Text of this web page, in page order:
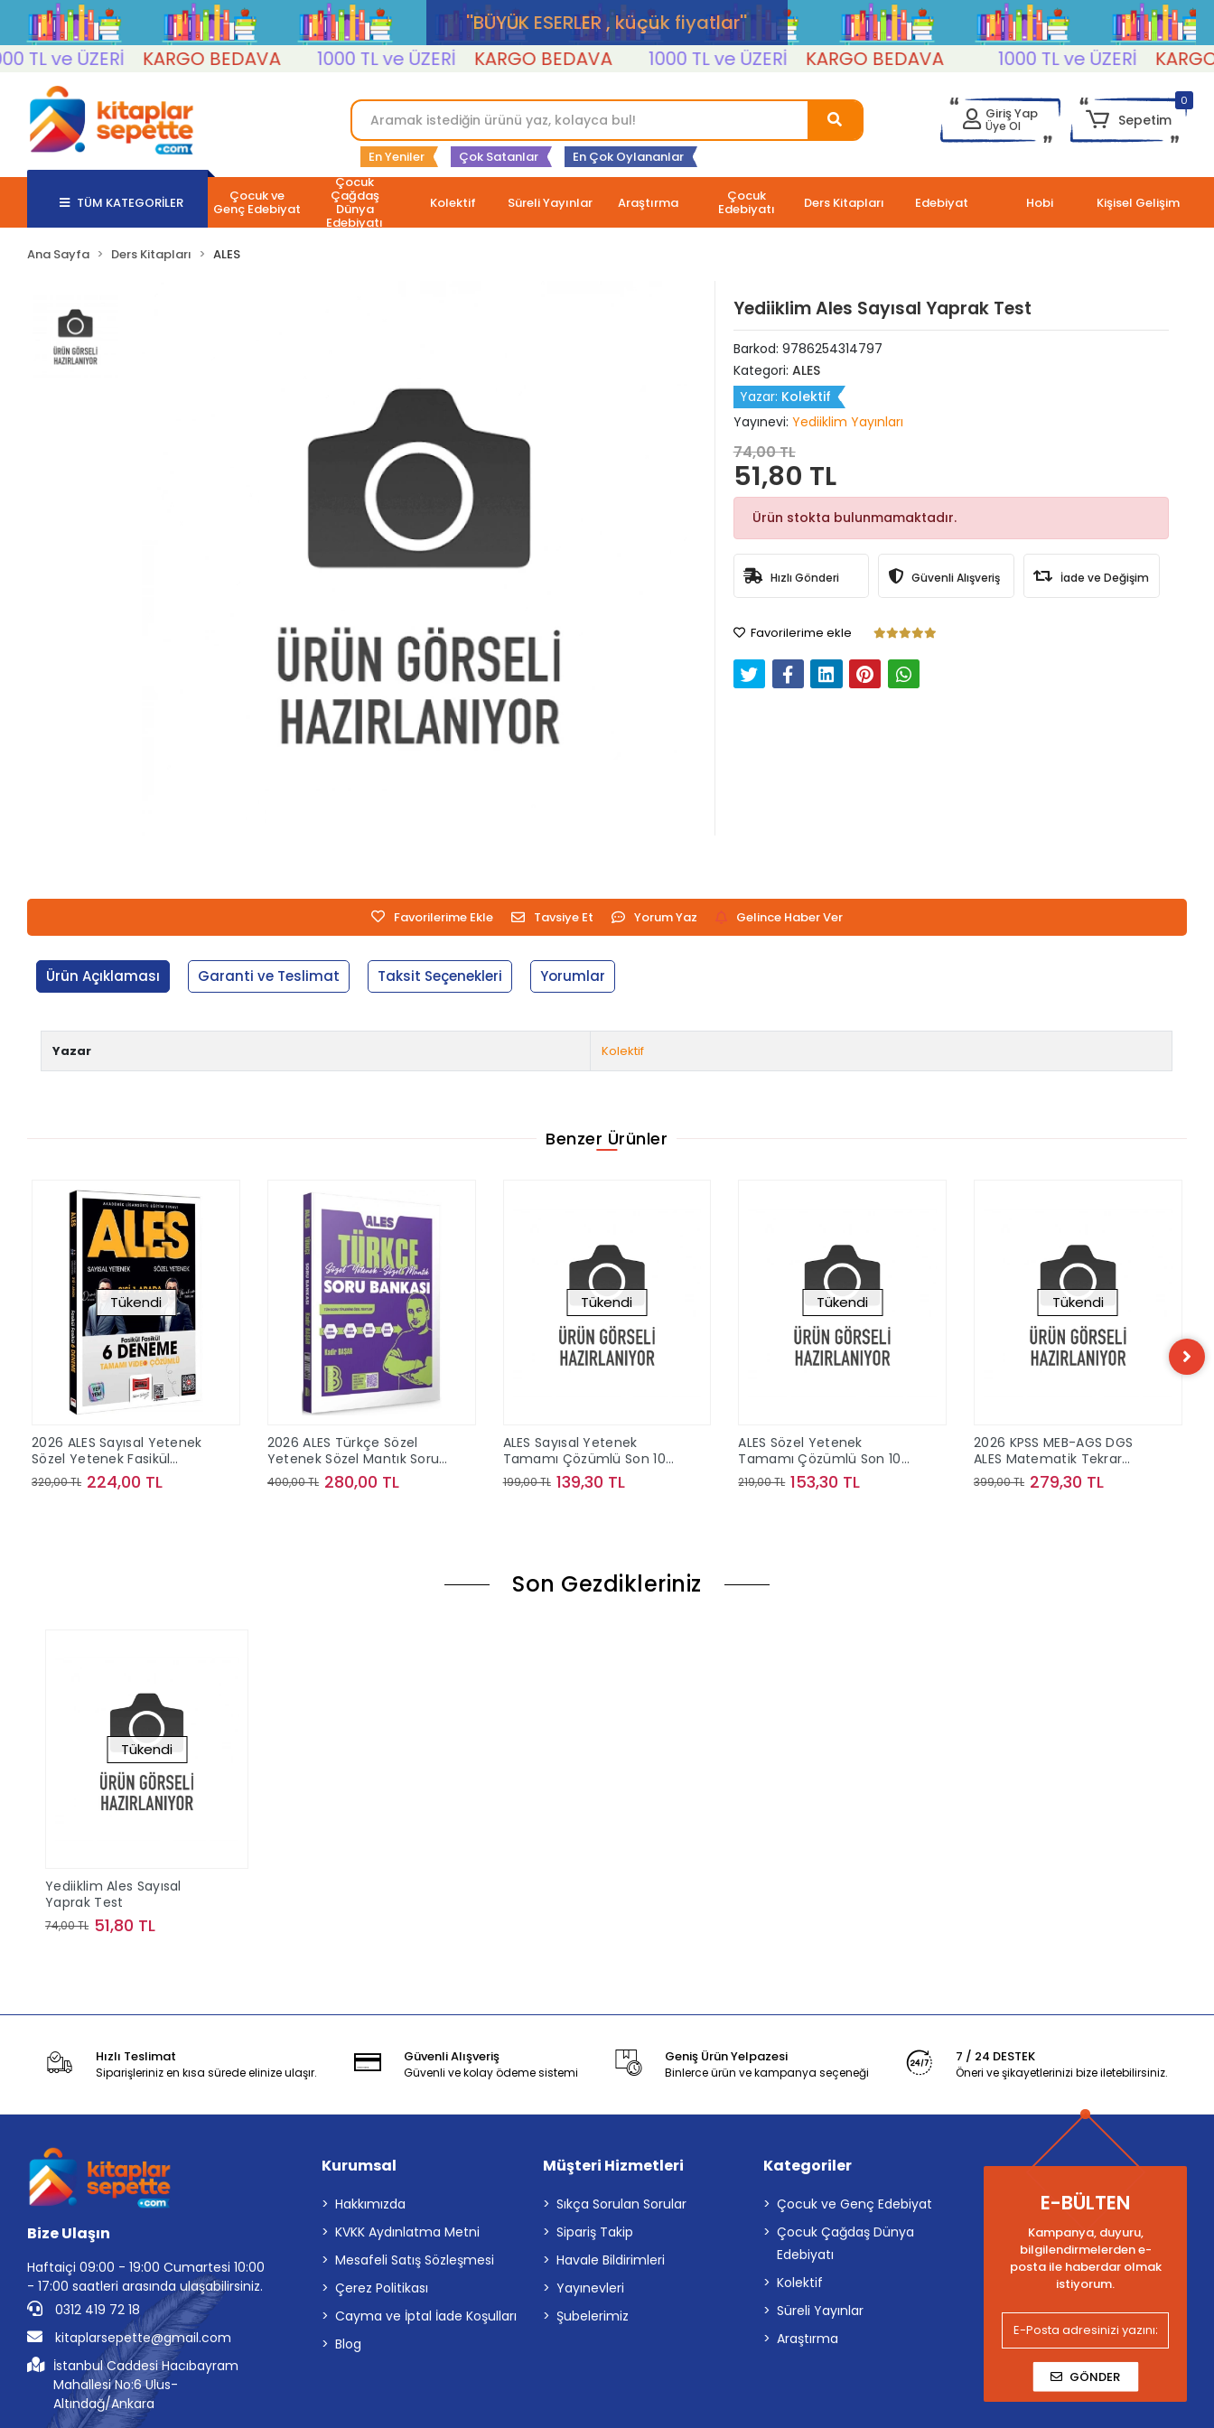
''BÜYÜK ESERLER , küçük fiyatlar''
ve ÜZERİ
KARGO BEDAVA 1000 TL ve ÜZERİ KARGO BEDAVA 1000 TL ve ÜZERİ KARGO BEDAVA 1000 TL ve ÜZERİ KARGO
En Yeniler Çok Satanlar En Çok Oylananlar
Giriş Yap
Üye Ol
0
Sepetim
TÜM KATEGORİLER Çocuk ve
Genç Edebiyat
Çocuk
Çağdaş
Dünya
Edebiyatı
Kolektif Süreli Yayınlar Araştırma Çocuk
Edebiyatı Ders Kitapları Edebiyat Hobi Kişisel Gelişim
Ana Sayfa Ders Kitapları ALES
Yediiklim Ales Sayısal Yaprak Test
Barkod: 9786254314797
Kategori: ALES
Yazar: Kolektif
Yayınevi: Yediiklim Yayınları
74,00 TL
51,80 TL
Ürün stokta bulunmamaktadır.
Hızlı Gönderi Güvenli Alışveriş İade ve Değişim
Favorilerime ekle
Favorilerime Ekle Tavsiye Et Yorum Yaz Gelince Haber Ver
Ürün Açıklaması Garanti ve Teslimat Taksit Seçenekleri Yorumlar
Yazar Kolektif
Benzer Ürünler
Tükendi
2026 ALES Sayısal Yetenek
Sözel Yetenek Fasikül
Fasikül Tamamı Video
Çözümlü 6 Deneme Yargı
320,00 TL 224,00 TL
2026 ALES Türkçe Sözel
Yetenek Sözel Mantık Soru
Bankası Benim Hocam
Yayınları
400,00 TL 280,00 TL
Tükendi
ALES Sayısal Yetenek
Tamamı Çözümlü Son 10
Sınav Çıkmış Sorular
Yediiklim Yayınları
199,00 TL 139,30 TL
Tükendi
ALES Sözel Yetenek
Tamamı Çözümlü Son 10
Sınav Çıkmış Sorular
Yediiklim Yayınları
219,00 TL 153,30 TL
Tükendi
2026 KPSS MEB-AGS DGS
ALES Matematik Tekrar
Kampı Video Çözümlü
Yediiklim Yayınları
399,00 TL 279,30 TL
Son Gezdikleriniz
Tükendi
Yediiklim Ales Sayısal
Yaprak Test
74,00 TL 51,80 TL
Hızlı Teslimat
Siparişleriniz en kısa sürede elinize ulaşır.
Güvenli Alışveriş
Güvenli ve kolay ödeme sistemi
Geniş Ürün Yelpazesi
Binlerce ürün ve kampanya seçeneği
7 / 24 DESTEK
Öneri ve şikayetlerinizi bize iletebilirsiniz.
Bize Ulaşın
Haftaiçi 09:00 - 19:00 Cumartesi 10:00
- 17:00 saatleri arasında ulaşabilirsiniz.
0312 419 72 18
kitaplarsepette@gmail.com
İstanbul Caddesi Hacıbayram
Mahallesi No:6 Ulus-
Altındağ/Ankara
Kurumsal
Hakkımızda
KVKK Aydınlatma Metni
Mesafeli Satış Sözleşmesi
Çerez Politikası
Cayma ve İptal İade Koşulları
Blog
Müşteri Hizmetleri
Sıkça Sorulan Sorular
Sipariş Takip
Havale Bildirimleri
Yayınevleri
Şubelerimiz
Kategoriler
Çocuk ve Genç Edebiyat
Çocuk Çağdaş Dünya
Edebiyatı
Kolektif
Süreli Yayınlar
Araştırma
E-BÜLTEN
Kampanya, duyuru,
bilgilendirmelerden e-
posta ile haberdar olmak
istiyorum.
GÖNDER